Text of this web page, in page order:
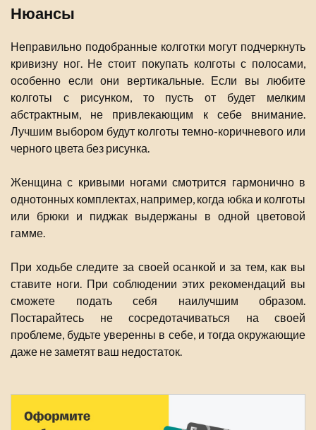
Нюансы
Неправильно подобранные колготки могут подчеркнуть
кривизну ног. Не стоит покупать колготы с полосами,
особенно если они вертикальные. Если вы любите
колготы с рисунком, то пусть от будет мелким
абстрактным, не привлекающим к себе внимание.
Лучшим выбором будут колготы темно-коричневого или
черного цвета без рисунка.
Женщина с кривыми ногами смотрится гармонично в
однотонных комплектах, например, когда юбка и колготы
или брюки и пиджак выдержаны в одной цветовой
гамме.
При ходьбе следите за своей осанкой и за тем, как вы
ставите ноги. При соблюдении этих рекомендаций вы
сможете подать себя наилучшим образом.
Постарайтесь не сосредотачиваться на своей
проблеме, будьте уверенны в себе, и тогда окружающие
даже не заметят ваш недостаток.